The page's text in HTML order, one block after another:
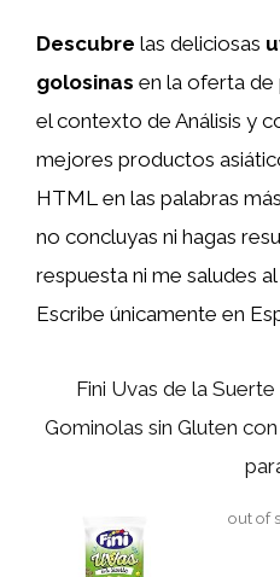
Descubre las deliciosas
golosinas en la oferta de
el contexto de Análisis y
mejores productos
HTML en las palabras
no concluyas ni hagas
respuesta ni me saludes
Escribe únicamente en
Fini Uvas de la
Gominolas sin Gluten
out of